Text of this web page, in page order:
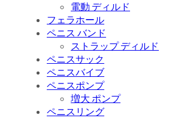
電動 ディルド
フェラホール
ペニス バンド
ストラップ ディルド
ペニスサック
ペニスバイブ
ペニスポンプ
増大 ポンプ
ペニスリング